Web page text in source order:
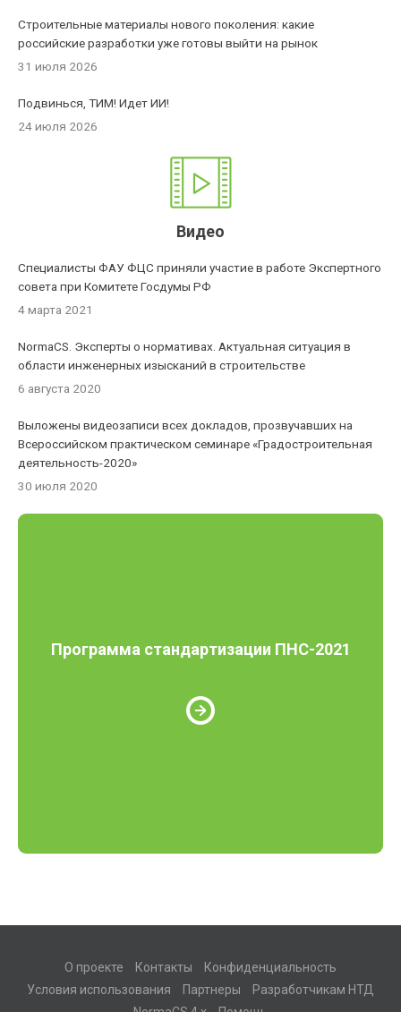
Строительные материалы нового поколения: какие
российские разработки уже готовы выйти на рынок
31 июля 2026
Подвинься, ТИМ! Идет ИИ!
24 июля 2026
Видео
Специалисты ФАУ ФЦС приняли участие в работе Экспертного
совета при Комитете Госдумы РФ
4 марта 2021
NormaCS. Эксперты о нормативах. Актуальная ситуация в
области инженерных изысканий в строительстве
6 августа 2020
Выложены видеозаписи всех докладов, прозвучавших на
Всероссийском практическом семинаре «Градостроительная
деятельность-2020»
30 июля 2020
Программа стандартизации ПНС-2021
О проекте Контакты
Конфиденциальность
Условия использования
Партнеры
Разработчикам НТД